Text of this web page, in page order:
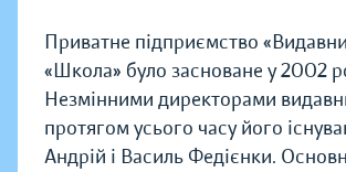
Приватне підприємство
«Школа» було засноване у 2002
Незмінними директорами
протягом усього часу його
Андрій і Василь Федієнки.